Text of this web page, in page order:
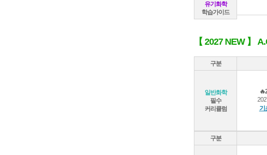
유기화학
학습가이드
【 2027 NEW 】
구분
일반화학
필수
커리큘럼
기
구분